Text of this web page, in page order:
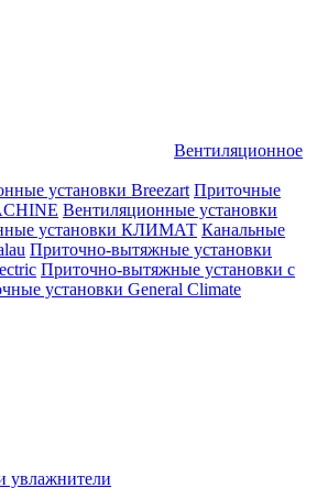
Вентиляционное
установки Breezart Приточные
Вентиляционные установки
установки КЛИМАТ Канальные
Приточно-вытяжные установки
Приточно-вытяжные установки с
установки General Climate
увлажнители